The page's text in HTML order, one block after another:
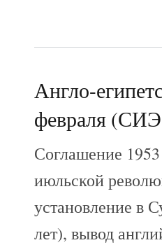
Англо-
февраля
Соглашение
июльской
установление в
лет), вывод